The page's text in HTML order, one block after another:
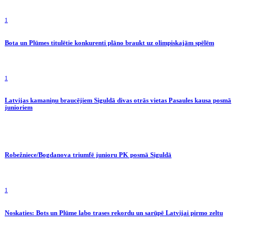
1
Bota un Plūmes titulētie konkurenti plāno braukt uz olimpiskajām spēlēm
1
Latvijas kamaniņu braucējiem Siguldā divas otrās vietas Pasaules kausa posmā
junioriem
Robežniece/Bogdanova triumfē junioru PK posmā Siguldā
1
Noskaties: Bots un Plūme labo trases rekordu un sarūpē Latvijai pirmo zeltu